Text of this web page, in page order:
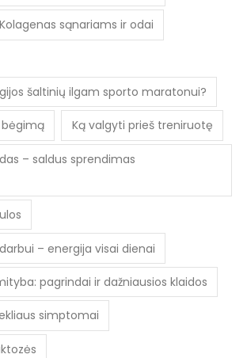
Kolagenas sąnariams ir odai
šaltinių ilgam sporto maratonui?
bėgimą Ką valgyti prieš treniruotę
– saldus sprendimas
– energija visai dienai
pagrindai ir dažniausios klaidos
simptomai